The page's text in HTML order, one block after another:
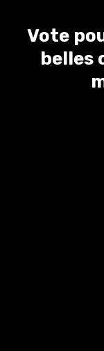
Vote
belles